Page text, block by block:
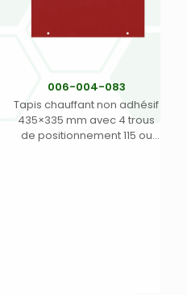
006-004-083
Tapis chauffant non adhésif
435×335 mm avec 4 trous
de positionnement 115 ou